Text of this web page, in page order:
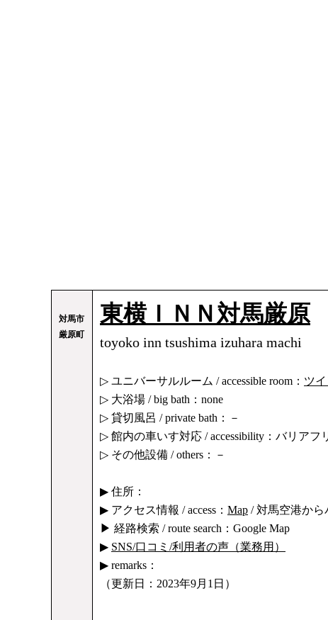
対馬市
厳原町
東横ＩＮＮ対馬厳原
toyoko inn tsushima izuhara machi
▷ ユニバーサルルーム / accessible room： ツ
▷ 大浴場 / big bath：none
▷ 貸切風呂 / private bath：－
▷ 館内の車いす対応 / accessibility：バリアフ
▷ その他設備 / others：－
▶ 住所：
▶ アクセス情報 / access： Map / 対馬空港から
▶ 経路検索 / route search：Google Map
▶ SNS/口コミ/利用者の声（業務用）
▶ remarks：
（更新日：2023年9月1日）